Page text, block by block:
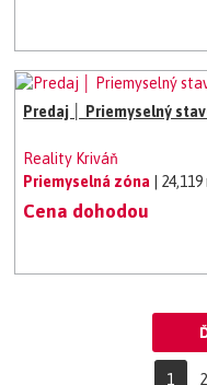
Predaj │ Priemyselný
Reality Kriváň
Priemyselná zóna | 24,119
Cena dohodou
1 2